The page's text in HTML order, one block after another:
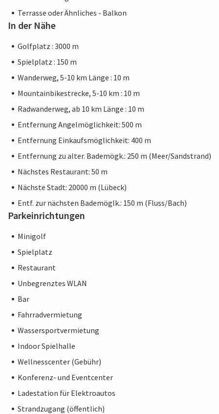
Terrasse oder Ähnliches - Balkon
In der Nähe
Golfplatz : 3000 m
Spielplatz : 150 m
Wanderweg, 5-10 km Länge : 10 m
Mountainbikestrecke, 5-10 km : 10 m
Radwanderweg, ab 10 km Länge : 10 m
Entfernung Angelmöglichkeit: 500 m
Entfernung Einkaufsmöglichkeit: 400 m
Entfernung zu alter. Bademögk.: 250 m (Meer/Sandstrand)
Nächstes Restaurant: 50 m
Nächste Stadt: 20000 m (Lübeck)
Entf. zur nächsten Bademöglk.: 150 m (Fluss/Bach)
Parkeinrichtungen
Minigolf
Spielplatz
Restaurant
Unbegrenztes WLAN
Bar
Fahrradvermietung
Wassersportvermietung
Indoor Spielhalle
Wellnesscenter (Gebühr)
Konferenz- und Eventcenter
Ladestation für Elektroautos
Strandzugang (öffentlich)